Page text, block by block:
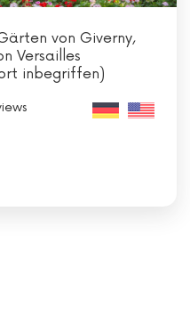
von Giverny,
Versailles
inbegriffen)